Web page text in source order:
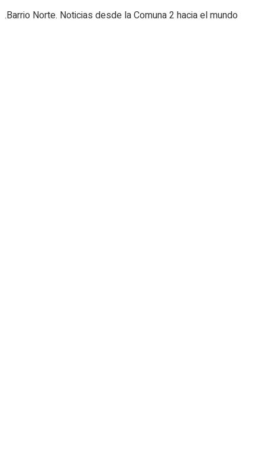
.Barrio Norte. Noticias desde la Comuna 2 hacia el mundo